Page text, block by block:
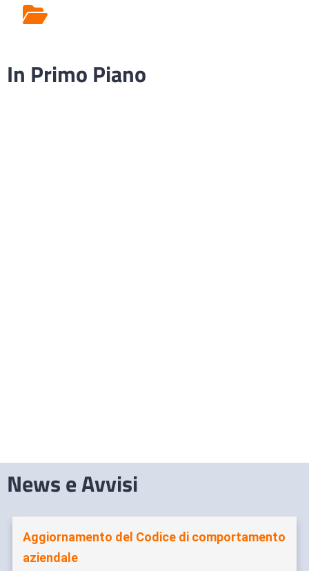
In Primo Piano
News e Avvisi
Aggiornamento del Codice di comportamento
aziendale